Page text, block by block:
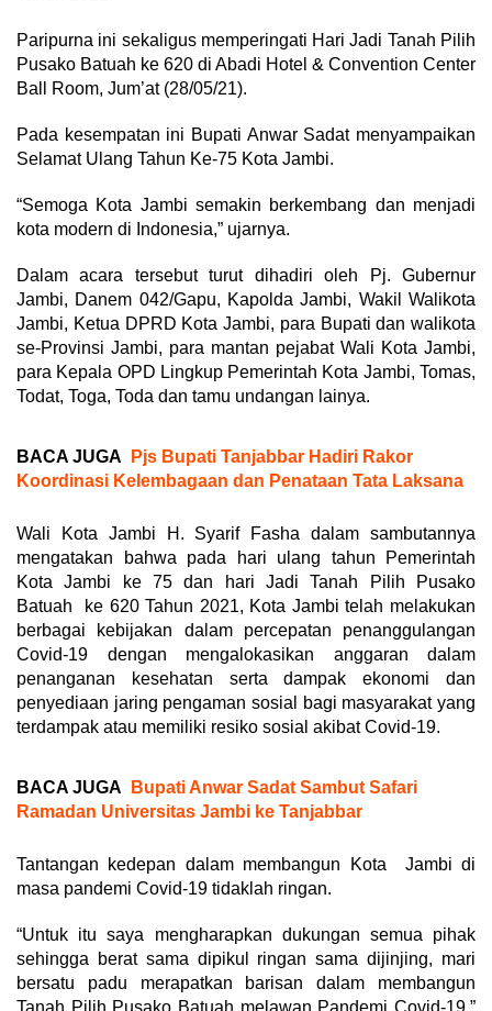
Paripurna ini sekaligus memperingati Hari Jadi Tanah Pilih
Pusako Batuah ke 620 di Abadi Hotel & Convention Center
Ball Room, Jum’at (28/05/21).
Pada kesempatan ini Bupati Anwar Sadat menyampaikan
Selamat Ulang Tahun Ke-75 Kota Jambi.
“Semoga Kota Jambi semakin berkembang dan menjadi
kota modern di Indonesia,” ujarnya.
Dalam acara tersebut turut dihadiri oleh Pj. Gubernur
Jambi, Danem 042/Gapu, Kapolda Jambi, Wakil Walikota
Jambi, Ketua DPRD Kota Jambi, para Bupati dan walikota
se-Provinsi Jambi, para mantan pejabat Wali Kota Jambi,
para Kepala OPD Lingkup Pemerintah Kota Jambi, Tomas,
Todat, Toga, Toda dan tamu undangan lainya.
BACA JUGA
Pjs Bupati Tanjabbar Hadiri Rakor
Koordinasi Kelembagaan dan Penataan Tata Laksana
Wali Kota Jambi H. Syarif Fasha dalam sambutannya
mengatakan bahwa pada hari ulang tahun Pemerintah
Kota Jambi ke 75 dan hari Jadi Tanah Pilih Pusako
Batuah ke 620 Tahun 2021, Kota Jambi telah melakukan
berbagai kebijakan dalam percepatan penanggulangan
Covid-19 dengan mengalokasikan anggaran dalam
penanganan kesehatan serta dampak ekonomi dan
penyediaan jaring pengaman sosial bagi masyarakat yang
terdampak atau memiliki resiko sosial akibat Covid-19.
BACA JUGA
Bupati Anwar Sadat Sambut Safari
Ramadan Universitas Jambi ke Tanjabbar
Tantangan kedepan dalam membangun Kota Jambi di
masa pandemi Covid-19 tidaklah ringan.
“Untuk itu saya mengharapkan dukungan semua pihak
sehingga berat sama dipikul ringan sama dijinjing, mari
bersatu padu merapatkan barisan dalam membangun